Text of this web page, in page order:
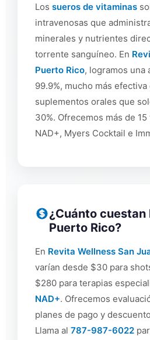
Los sueros de vitaminas
intravenosas que
minerales y nutrientes
torrente sanguíneo. En
Puerto Rico, logramos una
99.9%, mucho más efectiva
suplementos orales que
30%. Ofrecemos más de
NAD+, Myers Cocktail e
¿Cuánto cuestan
Puerto Rico?
En Revita Wellness San
varían desde $30 para
$280 para terapias
NAD+. Ofrecemos
planes de pago y
Llama al 787-987-6022